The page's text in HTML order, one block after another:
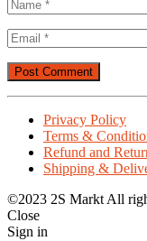
Privacy Policy
Terms &
Refund and
Shipping &
©2023 2S Markt All
Close
Sign in